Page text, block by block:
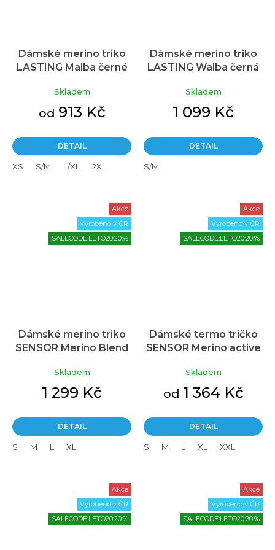
Dámské merino triko
LASTING Malba černé
Skladem
od 913 Kč
DETAIL
XS S/M L/XL 2XL
Dámské merino triko
LASTING Walba černá
Skladem
1 099 Kč
DETAIL
S/M
Akce
Vyrobeno v ČR
SALECODE:LETO20:20:%
Dámské merino triko
SENSOR Merino Blend
Skladem
1 299 Kč
DETAIL
S M L XL
Akce
Vyrobeno v ČR
SALECODE:LETO20:20:%
Dámské termo tričko
SENSOR Merino active
Skladem
od 1 364 Kč
DETAIL
S M L XL XXL
Akce
Vyrobeno v ČR
SALECODE:LETO20:20:%
Akce
Vyrobeno v ČR
SALECODE:LETO20:20:%